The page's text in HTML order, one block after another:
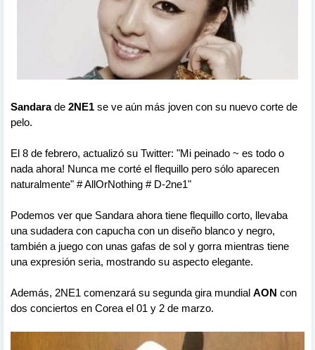
Sandarade 2NE1 se ve aún más joven con su nuevo corte de
pelo.
El 8 de febrero, actualizó su Twitter: "Mi peinado ~ es todo o
nada ahora! Nunca me corté el flequillo pero sólo aparecen
naturalmente" # AllOrNothing # D-2ne1"
Podemos ver que Sandara ahora tiene flequillo corto, llevaba
una sudadera con capucha con un diseño blanco y negro,
también a juego con unas gafas de sol y gorra mientras tiene
una expresión seria, mostrando su aspecto elegante.
Además, 2NE1 comenzará su segunda gira mundial AON con
dos conciertos en Corea el 01 y 2 de marzo.